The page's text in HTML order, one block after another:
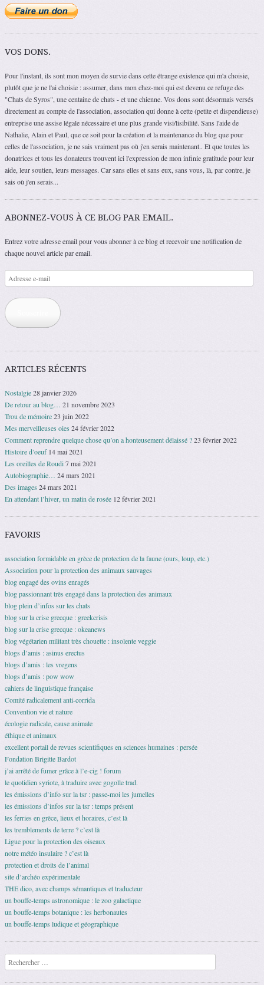
VOS DONS.
Pour l'instant, ils sont mon moyen de survie dans cette étrange existence qui m'a choisie,
plutôt que je ne l'ai choisie : assumer, dans mon chez-moi qui est devenu ce refuge des
"Chats de Syros", une centaine de chats - et une chienne. Vos dons sont désormais versés
directement au compte de l'association, association qui donne à cette (petite et dispendieuse)
entreprise une assise légale nécessaire et une plus grande visi/lisibilité. Sans l'aide de
Nathalie, Alain et Paul, que ce soit pour la création et la maintenance du blog que pour
celles de l'association, je ne sais vraiment pas où j'en serais maintenant.. Et que toutes les
donatrices et tous les donateurs trouvent ici l'expression de mon infinie gratitude pour leur
aide, leur soutien, leurs messages. Car sans elles et sans eux, sans vous, là, par contre, je
sais où j'en serais...
ABONNEZ-VOUS À CE BLOG PAR EMAIL.
Entrez votre adresse email pour vous abonner à ce blog et recevoir une notification de
chaque nouvel article par email.
Adresse
e-
mail
ARTICLES RÉCENTS
Nostalgie28 janvier 2026
De retour au blog… 21 novembre 2023
Trou de mémoire23 juin 2022
Mes merveilleuses oies 24 février 2022
Comment reprendre quelque chose qu’on a honteusement délaissé ?23 février 2022
Histoire d’oeuf 14 mai 2021
Les oreilles de Roudi7 mai 2021
Autobiographie… 24 mars 2021
Des images 24 mars 2021
En attendant l’hiver, un matin de rosée 12 février 2021
FAVORIS
association formidable en grèce de protection de la faune (ours, loup, etc.)
Association pour la protection des animaux sauvages
blog engagé des ovins enragés
blog passionnant très engagé dans la protection des animaux
blog plein d’infos sur les chats
blog sur la crise grecque : greekcrisis
blog sur la crise grecque : okeanews
blog végétarien militant très chouette : insolente veggie
blogs d’amis : asinus erectus
blogs d’amis : les vregens
blogs d’amis : pow wow
cahiers de linguistique française
Comité radicalement anti-corrida
Convention vie et nature
écologie radicale, cause animale
éthique et animaux
excellent portail de revues scientifiques en sciences humaines : persée
Fondation Brigitte Bardot
j’ai arrêté de fumer grâce à l’e-cig ! forum
le quotidien syriote, à traduire avec gogolle trad.
les émissions d’info sur la tsr : passe-moi les jumelles
les émissions d’infos sur la tsr : temps présent
les ferries en grèce, lieux et horaires, c’est là
les tremblements de terre ? c’est là
Ligue pour la protection des oiseaux
notre météo insulaire ? c’est là
protection et droits de l’animal
site d’archéo expérimentale
THE dico, avec champs sémantiques et traducteur
un bouffe-temps astronomique : le zoo galactique
un bouffe-temps botanique : les herbonautes
un bouffe-temps ludique et géographique
Recherche